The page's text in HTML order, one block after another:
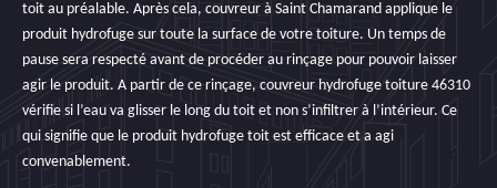
toit au préalable. Après cela, couvreur à Saint Chamarand applique le
produit hydrofuge sur toute la surface de votre toiture. Un temps de
pause sera respecté avant de procéder au rinçage pour pouvoir laisser
agir le produit. A partir de ce rinçage, couvreur hydrofuge toiture 46310
vérifie si l’eau va glisser le long du toit et non s’infiltrer à l’intérieur. Ce
qui signifie que le produit hydrofuge toit est efficace et a agi
convenablement.